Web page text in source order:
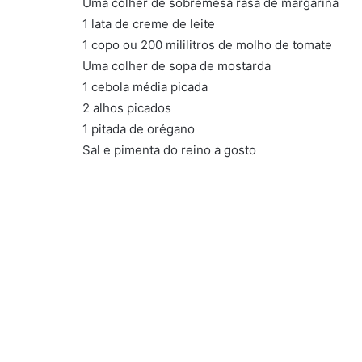
Uma colher de sobremesa rasa de margarina
1 lata de creme de leite
1 copo ou 200 mililitros de molho de tomate
Uma colher de sopa de mostarda
1 cebola média picada
2 alhos picados
1 pitada de orégano
Sal e pimenta do reino a gosto